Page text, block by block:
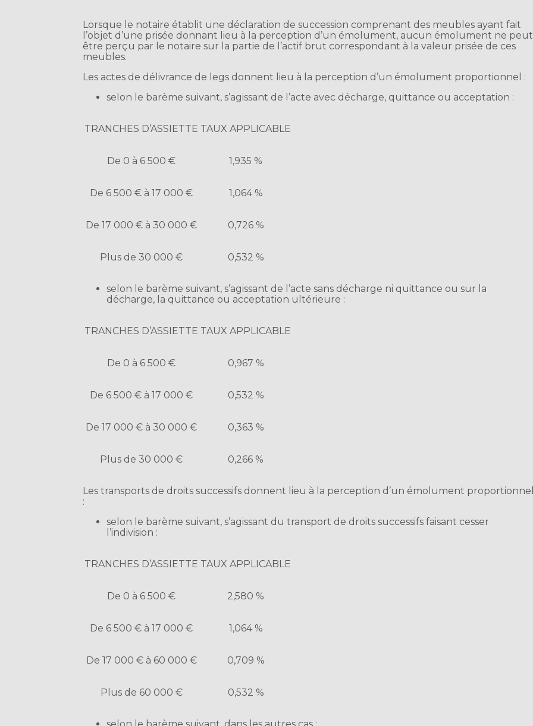
Lorsque le notaire établit une déclaration de succession comprenant des meubles ayant fait
l’objet d’une prisée donnant lieu à la perception d’un émolument, aucun émolument ne peut
être perçu par le notaire sur la partie de l’actif brut correspondant à la valeur prisée de ces
meubles.
Les actes de délivrance de legs donnent lieu à la perception d’un émolument proportionnel :
selon le barème suivant, s’agissant de l’acte avec décharge, quittance ou acceptation :
TRANCHES D’ASSIETTE TAUX APPLICABLE
De 0 à 6 500 € 1,935 %
De 6 500 € à 17 000 € 1,064 %
De 17 000 € à 30 000 € 0,726 %
Plus de 30 000 € 0,532 %
selon le barème suivant, s’agissant de l’acte sans décharge ni quittance ou sur la
décharge, la quittance ou acceptation ultérieure :
TRANCHES D’ASSIETTE TAUX APPLICABLE
De 0 à 6 500 € 0,967 %
De 6 500 € à 17 000 € 0,532 %
De 17 000 € à 30 000 € 0,363 %
Plus de 30 000 € 0,266 %
Les transports de droits successifs donnent lieu à la perception d’un émolument proportionnel
:
selon le barème suivant, s’agissant du transport de droits successifs faisant cesser
l’indivision :
TRANCHES D’ASSIETTE TAUX APPLICABLE
De 0 à 6 500 € 2,580 %
De 6 500 € à 17 000 € 1,064 %
De 17 000 € à 60 000 € 0,709 %
Plus de 60 000 € 0,532 %